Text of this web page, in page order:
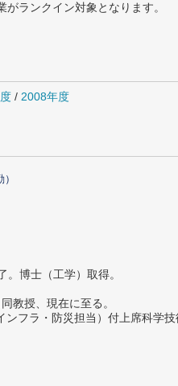
ランクイン対象となります。
/ 2008年度
博士（工学）取得。
教授、現在に至る。
フラ・防災担当）付上席科学技